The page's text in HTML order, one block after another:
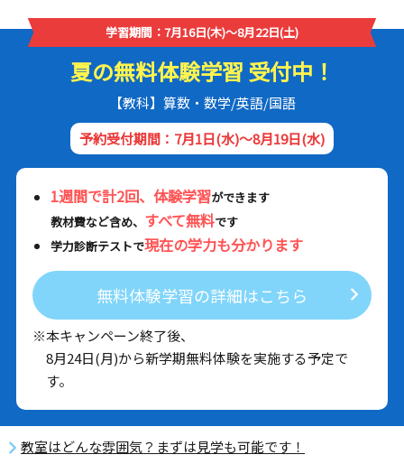
学習期間：7月16日(木)～8月22日(土)
夏の無料体験学習 受付中！
【教科】算数・数学/英語/国語
予約受付期間：7月1日(水)～8月19日(水)
1週間で計2回、体験学習ができます
教材費など含め、 すべて無料です
学力診断テストで現在の学力も分かります
無料体験学習の詳細はこちら
※本キャンペーン終了後、
8月24日(月)から新学期無料体験を実施する予定で
す。
教室はどんな雰囲気？まずは見学も可能です！